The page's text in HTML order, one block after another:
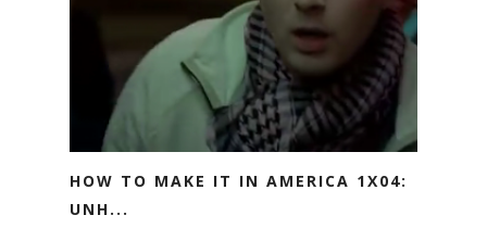
HOW TO MAKE IT IN AMERICA 1X04:
UNH...